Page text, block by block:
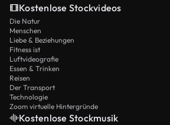
Kostenlose Stockvideos
Die Natur
Menschen
Liebe & Beziehungen
Fitness ist
Luftvideografie
Essen & Trinken
Reisen
Der Transport
Technologie
Zoom virtuelle Hintergründe
Kostenlose Stockmusik